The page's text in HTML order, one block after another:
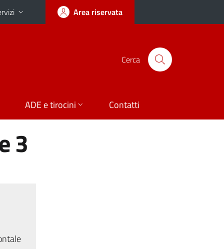
Area riservata
Cerca
ADE e tirocini Contatti
3